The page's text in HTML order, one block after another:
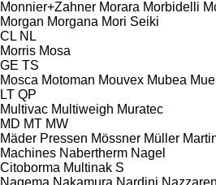
Monnier+Zahner Morara Morbidelli
Morgan Morgana Mori Seiki
CL NL
Morris Mosa
GE TS
Mosca Motoman Mouvex Mubea
LT QP
Multivac Multiweigh Muratec
MD MT MW
Mäder Pressen Mössner Müller
Machines Nabertherm Nagel
Citoborma Multinak S
Nagema Nakamura Nardini